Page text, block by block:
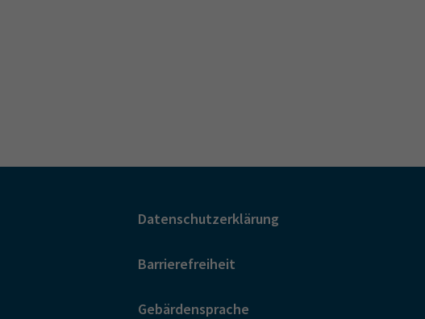
Datenschutzerklärung
Barrierefreiheit
Gebärdensprache